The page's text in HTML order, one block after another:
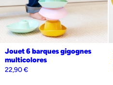
Jouet 6 barques gigognes
multicolores
22,90€